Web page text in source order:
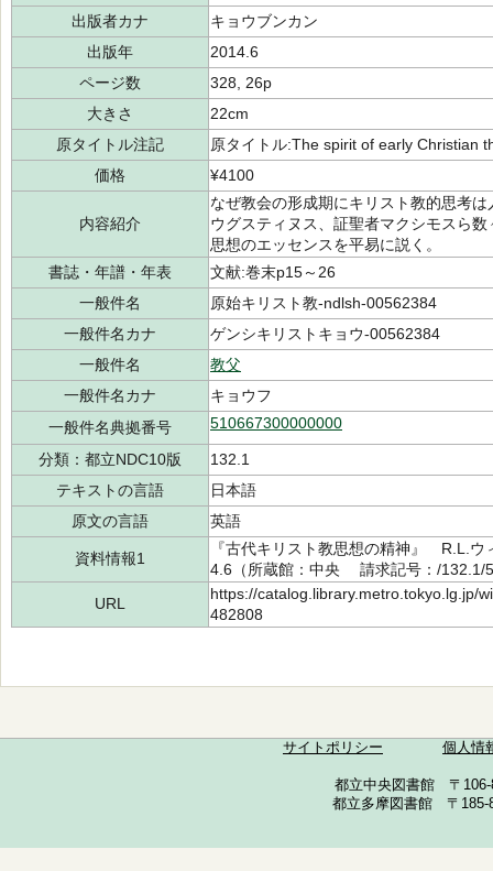
出版者カナ
キョウブンカン
出版年
2014.6
ページ数
328, 26p
大きさ
22cm
原タイトル注記
原タイトル:The spirit of early Christian
価格
¥4100
内容紹介
なぜ教会の形成期にキリスト教的思考
ウグスティヌス、証聖者マクシモスら
思想のエッセンスを平易に説く。
書誌・年譜・年表
文献:巻末p15～26
一般件名
原始キリスト教-ndlsh-00562384
一般件名カナ
ゲンシキリストキョウ-00562384
一般件名
教父
一般件名カナ
キョウフ
一般件名典拠番号
510667300000000
分類：都立NDC10版
132.1
テキストの言語
日本語
原文の言語
英語
資料情報1
『古代キリスト教思想の精神』 R.L.
4.6（所蔵館：中央 請求記号：/
URL
https://catalog.library.metro.tokyo.lg.jp/
482808
サイトポリシー 個人情
都立中央図書館 〒
都立多摩図書館 〒185-